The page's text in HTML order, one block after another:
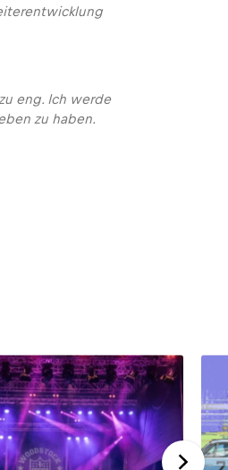
eng. Ich werde
zu haben.